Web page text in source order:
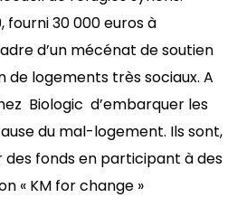
fourni 30 000 euros à
d’un mécénat de soutien
de logements très sociaux. A
Biologic d’embarquer les
du mal-logement. Ils sont,
des fonds en participant à des
« KM for change »